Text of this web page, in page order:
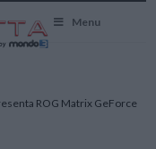
Menu
ROG Matrix GeForce